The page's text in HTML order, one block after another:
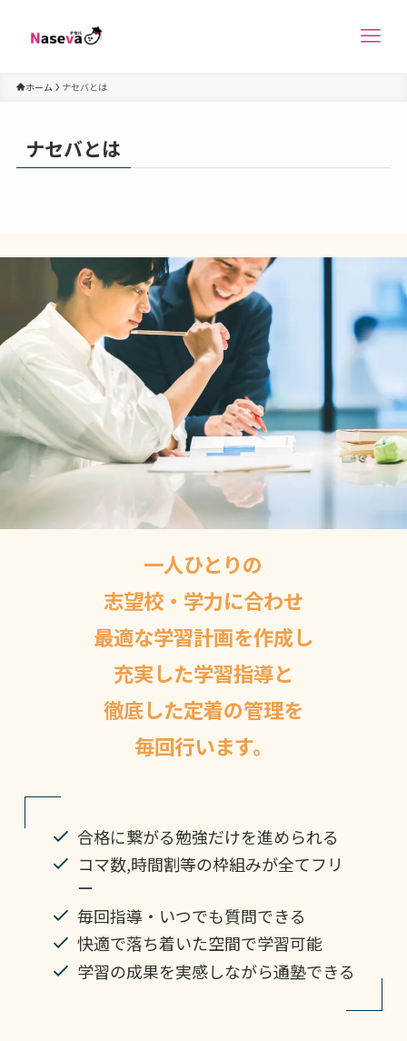
ホーム ナセバとは
ナセバとは
一人ひとりの
志望校・学力に合わせ
最適な学習計画を作成し
充実した学習指導と
徹底した定着の管理を
毎回行います。
合格に繋がる勉強だけを進められる
コマ数,時間割等の枠組みが全てフリ
ー
毎回指導・いつでも質問できる
快適で落ち着いた空間で学習可能
学習の成果を実感しながら通塾できる